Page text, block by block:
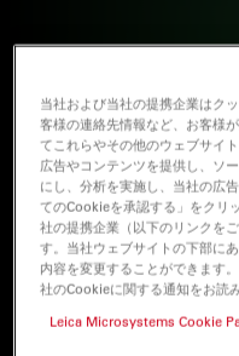
当社および当社の提携企業はク
客様の連絡先情報など、お客様
てこれらやその他のウェブサイ
広告やコンテンツを提供し、ソ
にし、分析を実施し、当社の広
てのCookieを承認する」をクリ
社の提携企業（以下のリンクを
す。当社ウェブサイトの下部に
内容を変更することができます
社のCookieに関する通知をお読
Leica Microsystems Cookie